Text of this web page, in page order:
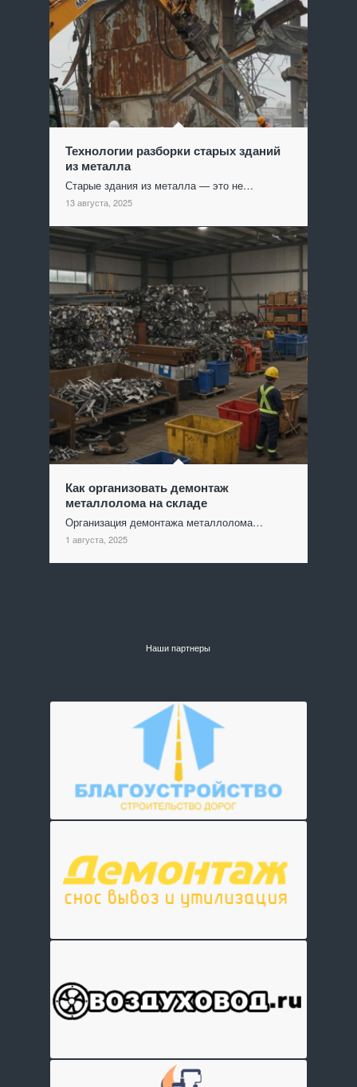
Технологии разборки старых зданий
из металла
Старые здания из металла — это не…
13 августа, 2025
Как организовать демонтаж
металлолома на складе
Организация демонтажа металлолома…
1 августа, 2025
Наши партнеры